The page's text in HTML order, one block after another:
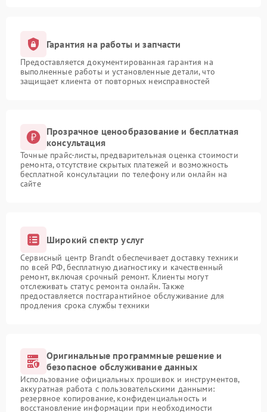
Гарантия на работы и запчасти
Предоставляется документированная гарантия на
выполненные работы и установленные детали, что
защищает клиента от повторных неисправностей
Прозрачное ценообразование и бесплатная
консультация
Точные прайс-листы, предварительная оценка стоимости
ремонта, отсутствие скрытых платежей и возможность
бесплатной консультации по телефону или онлайн на
сайте
Широкий спектр услуг
Сервисный центр Brandt обеспечивает доставку техники
по всей РФ, бесплатную диагностику и качественный
ремонт, включая срочный ремонт. Клиенты могут
отслеживать статус ремонта онлайн. Также
предоставляется постгарантийное обслуживание для
продления срока службы техники
Оригинальные программные решение и
безопасное обслуживание данных
Использование официальных прошивок и инструментов,
аккуратная работа с пользовательскими данными:
резервное копирование, конфиденциальность и
восстановление информации при необходимости